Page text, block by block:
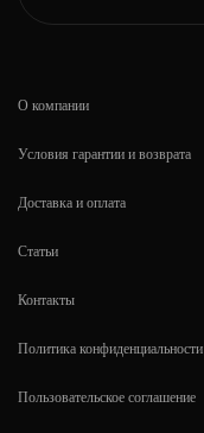
О компании
Условия гарантии и возврата
Доставка и оплата
Статьи
Контакты
Политика конфиденциальности
Пользовательское соглашение